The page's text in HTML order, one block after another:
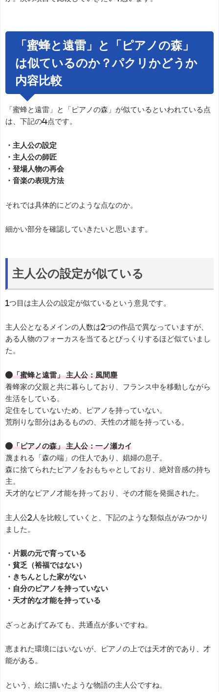
「蜜蜂と遠雷」と「ピアノの森」
は似ているのか？パクリかどうか
内容比較
「蜜蜂と遠雷」と「ピアノの森」が似ているといわれている点
は、下記の4点です。
・主人公の設定
・主人公の師匠
・登場人物の再会
・音楽の表現方法
それでは具体的にどのような点なのか。
細かい部分を確認していきたいと思います。
主人公の設定が似ている
1つ目は主人公の設定が似ているという意見です。
主人公となるメインの人数は2つの作品で異なっていますが、
ある人物のフォーカスを当てるとびっくりするほど似ていまし
た。
●「蜜蜂と遠雷」 主人公：風間塵
養蜂家の父親と共に暮らしており、フランス中を移動しながら
生活をしている。
定住をしていないため、ピアノを持っていない。
荒削りな部分はあるものの、天性の才能を持っている。
●「ピアノの森」 主人公：一ノ瀬カイ
蔑まれる「森の端」の住人であり、娼婦の息子。
森に捨てられたピアノをおもちゃとしており、絶対音感の持ち
主。
天才的なピアノ才能を持っており、その才能を発掘された。
主人公2人を比較していくと、下記のような類似点がみつかり
ました。
・片親の元で育っている
・貧乏（裕福ではない）
・きちんとした家がない
・自分のピアノを持っていない
・天才的な才能を持っている
ざっとあげてみても、共通点が多いですね。
恵まれた環境にはいないが、ピアノの上では天才的であり、才
能がある。
という、絵に描いたような物語の主人公ですね。